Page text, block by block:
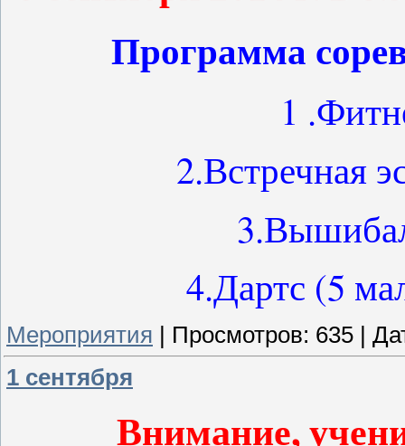
Программа
1
2.Встречная
4.Дартс (5
Мероприятия Просмотров: 635
1 сентября
Внимание,